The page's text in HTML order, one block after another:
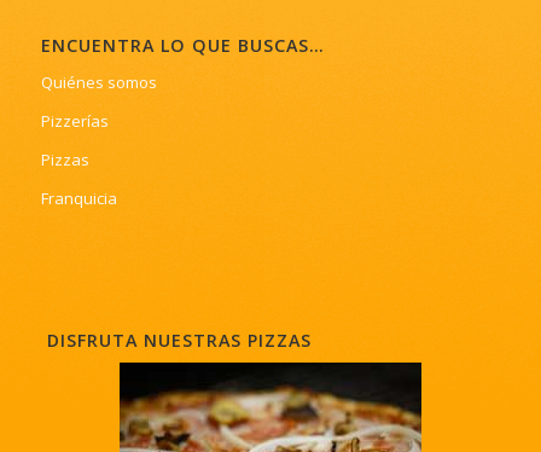
ENCUENTRA LO QUE BUSCAS…
Quiénes somos
Pizzerías
Pizzas
Franquicia
DISFRUTA NUESTRAS PIZZAS